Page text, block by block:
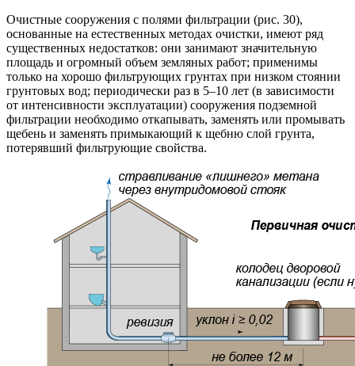
Очистные сооружения с полями фильтрации (рис. 30),
основанные на естественных методах очистки, имеют ряд
существенных недостатков: они занимают значительную
площадь и огромный объем земляных работ; применимы
только на хорошо фильтрующих грунтах при низком стоянии
грунтовых вод; периодически раз в 5–10 лет (в зависимости
от интенсивности эксплуатации) сооружения подземной
фильтрации необходимо откапывать, заменять или промывать
щебень и заменять примыкающий к щебню слой грунта,
потерявший фильтрующие свойства.